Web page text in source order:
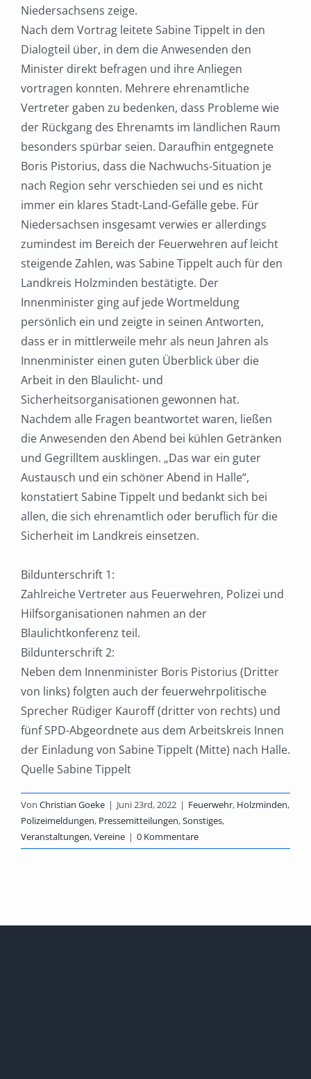
Niedersachsens zeige.
Nach dem Vortrag leitete Sabine Tippelt in den
Dialogteil über, in dem die Anwesenden den
Minister direkt befragen und ihre Anliegen
vortragen konnten. Mehrere ehrenamtliche
Vertreter gaben zu bedenken, dass Probleme wie
der Rückgang des Ehrenamts im ländlichen Raum
besonders spürbarseien. Daraufhin entgegnete
Boris Pistorius, dass die Nachwuchs-Situation je
nach Region sehrverschieden sei und es nicht
immer ein klares Stadt-Land-Gefälle gebe. Für
Niedersachsen insgesamtverwies er allerdings
zumindest im Bereich der Feuerwehren auf leicht
steigende Zahlen, was Sabine Tippelt auch für den
Landkreis Holzminden bestätigte. Der
Innenminister ging auf jede Wortmeldung
persönlich ein und zeigte in seinen Antworten,
dass er in mittlerweile mehr als neun Jahren als
Innenminister einen guten Überblick über die
Arbeit in den Blaulicht- und
Sicherheitsorganisationen gewonnen hat.
Nachdem alle Fragen beantwortet waren, ließen
die Anwesenden den Abend bei kühlen Getränken
und Gegrilltem ausklingen. „Das war ein guter
Austausch und ein schöner Abend in Halle“,
konstatiert Sabine Tippelt und bedankt sich bei
allen, die sich ehrenamtlich oder beruflich für die
Sicherheit im Landkreis einsetzen.
Bildunterschrift 1:
Zahlreiche Vertreter aus Feuerwehren, Polizei und
Hilfsorganisationen nahmen an der
Blaulichtkonferenz teil.
Bildunterschrift 2:
Neben dem Innenminister Boris Pistorius (Dritter
von links) folgten auch der feuerwehrpolitische
Sprecher Rüdiger Kauroff (dritter von rechts) und
fünf SPD-Abgeordnete aus dem Arbeitskreis Innen
der Einladung von Sabine Tippelt (Mitte) nach Halle.
Quelle Sabine Tippelt
Von Christian Goeke | Juni 23rd, 2022 | Feuerwehr, Holzminden,
Polizeimeldungen, Pressemitteilungen,Sonstiges,
Veranstaltungen,Vereine | 0 Kommentare